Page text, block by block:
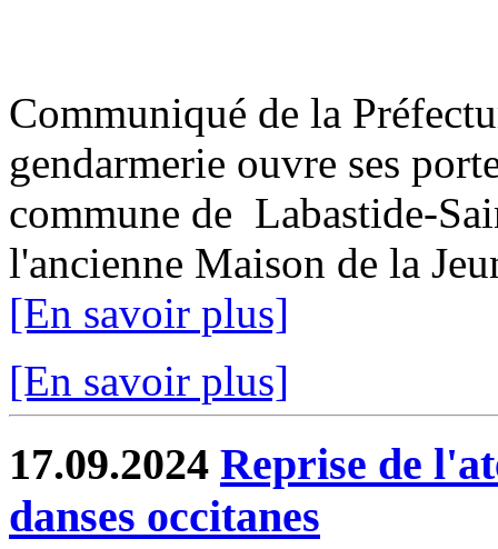
Communiqué de la
gendarmerie ouvre ses
commune de Labastide-
l'ancienne Maison de la
[En savoir plus]
[En savoir plus]
17.09.2024 Reprise de
danses occitanes